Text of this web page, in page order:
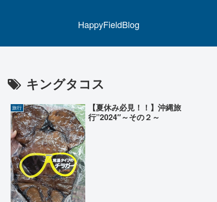
HappyFieldBlog
キングタコス
旅行
【夏休み必見！！】沖縄旅
行”2024″～その２～